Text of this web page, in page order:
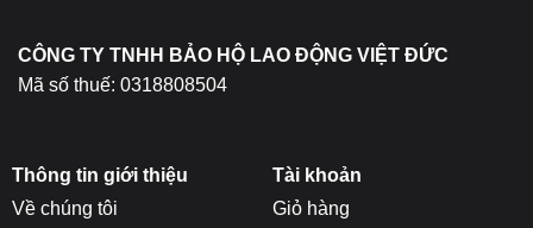
phẩm
CÔNG TY TNHH BẢO HỘ LAO ĐỘNG VIỆT ĐỨC
Mã số thuế: 0318808504
Thông tin giới thiệu
Về chúng tôi
Tài khoản
Giỏ hàng